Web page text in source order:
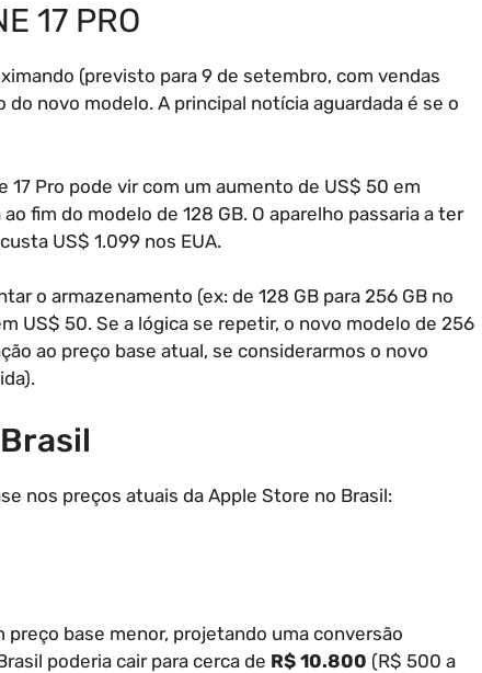
17 PRO
(previsto para 9 de setembro, com vendas
novo modelo. A principal notícia aguardada é se o
Pro pode vir com um aumento de US$ 50 em
fim do modelo de 128 GB. O aparelho passaria a ter
US$ 1.099 nos EUA.
o armazenamento (ex: de 128 GB para 256 GB no
US$ 50. Se a lógica se repetir, o novo modelo de 256
ao preço base atual, se considerarmos o novo
nos preços atuais da Apple Store no Brasil:
base menor, projetando uma conversão
poderia cair para cerca de R$ 10.800 (R$ 500 a